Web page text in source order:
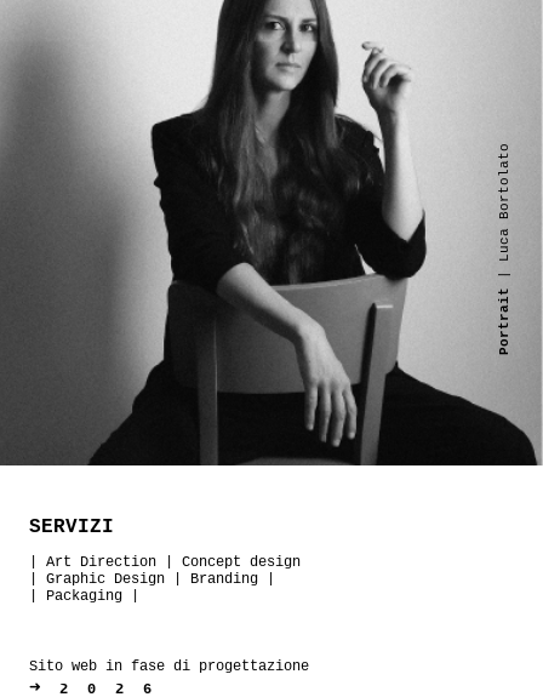
SERVIZI
Art Direction
Concept design
Graphic Design Branding
Packaging
Sito web in fase di progettazione
➜ 2026
Portrait
| Luca Bortolato